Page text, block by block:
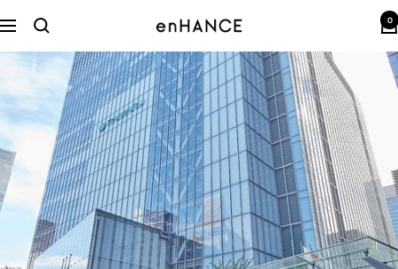
ン
ン
プ
ナ
シ
enHANCE 0